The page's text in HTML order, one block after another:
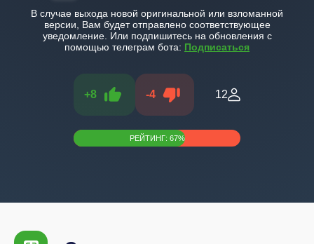
В случае выхода новой оригинальной или взломанной
версии, Вам будет отправлено соответствующее
уведомление. Или подпишитесь на обновления с
помощью телеграм бота: Подписаться
+8 -4 12
РЕЙТИНГ: 67%